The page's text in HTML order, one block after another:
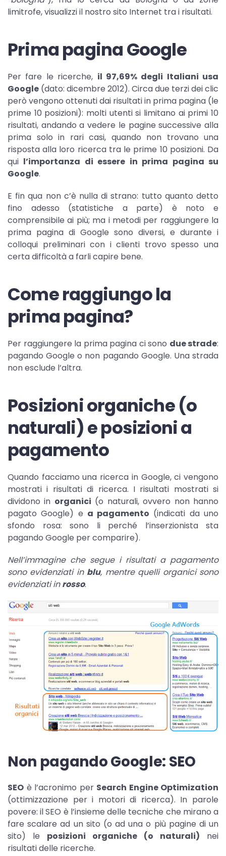
limitrofe, visualizzi il nostro sito Internet tra i risultati.
Prima pagina Google
Per fare le ricerche, il 97,69% degli Italiani usa
Google (dato: dicembre 2012). Circa due terzi dei clic
però vengono ottenuti dai risultati in prima pagina (le
prime 10 posizioni): molti utenti si limitano ai primi 10
risultati, andando a vedere le pagine successive alla
prima solo in rari casi, quando non trovano una
risposta alla loro ricerca tra le prime 10 posizioni. Da
qui l’importanza di essere in prima pagina su
Google.
E fin qua non c’è nulla di strano: tutto quanto detto
fino adesso (statistiche a parte) è noto e
comprensibile ai più; ma i metodi per raggiungere la
prima pagina di Google sono diversi, e durante i
colloqui preliminari con i clienti trovo spesso una
certa difficoltà a farli capire bene.
Come raggiungo la
prima pagina?
Per raggiungere la prima pagina ci sono due strade:
pagando Google o non pagando Google. Una strada
non esclude l’altra.
Posizioni organiche (o
naturali) e posizioni a
pagamento
Quando facciamo una ricerca in Google, ci vengono
mostrati i risultati di ricerca. I risultati mostrati si
dividono in organici (o naturali, ovvero non hanno
pagato Google) e a pagamento (indicati da uno
sfondo rosa: sono li perché l’inserzionista sta
pagando Google per comparire).
Nell’immagine che segue i risultati a pagamento
sono evidenziati in blu, mentre quelli organici sono
evidenziati inrosso.
Non pagando Google: SEO
SEO è l’acronimo per Search Engine Optimization
(ottimizzazione per i motori di ricerca). In parole
povere: il SEO è l’insieme delle tecniche che mirano a
fare scalare ad un sito (o ad una o più pagine di un
sito) le posizioni organiche (o naturali) nei
risultati delle ricerche.